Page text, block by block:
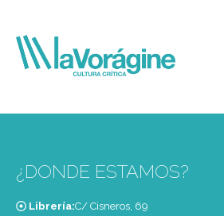
¿DONDE ESTAMOS?
Librería:C/ Cisneros, 69